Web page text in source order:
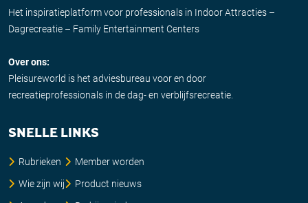
Het inspiratieplatform voor professionals in Indoor Attracties –
Dagrecreatie – Family Entertainment Centers
Over ons:
Pleisureworld is het adviesbureau voor en door
recreatieprofessionals in de dag- en verblijfsrecreatie.
SNELLE LINKS
Rubrieken
Wie zijn wij
Member worden
Product nieuws